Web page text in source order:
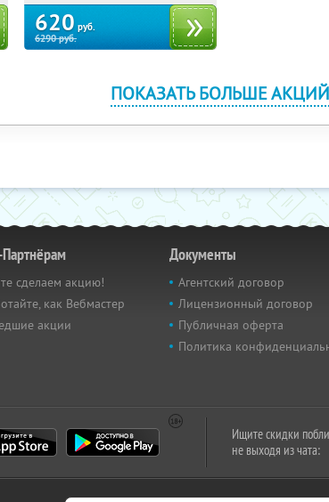
620 руб.
6290руб.
ПОКАЗАТЬ БОЛЬШЕ АКЦИЙ
сделаем акцию!
как Вебмастер
акции
Документы
Агентский договор
Лицензионный договор
Публичная оферта
Политика
Ищите скидки
не выходя из чата: